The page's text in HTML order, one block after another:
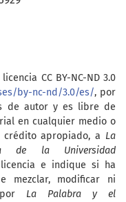
CC BY-NC-ND 3.0
by-nc-nd/3.0/es/, por
de autor y es libre de
en cualquier medio o
apropiado, a La
de la Universidad
e indique si ha
mezclar, modificar ni
La Palabra y el